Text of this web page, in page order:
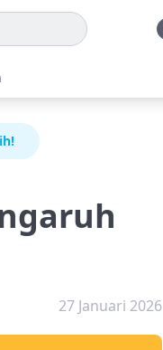
27 Januari 2026